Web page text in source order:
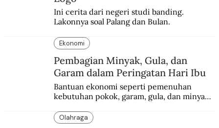
Ini cerita dari negeri studi banding.
Lakonnya soal Palang dan Bulan.
Ekonomi
Pembagian Minyak, Gula, dan
Garam dalam Peringatan Hari Ibu
Bantuan ekonomi seperti pemenuhan
kebutuhan pokok, garam, gula, dan minyak
peringatan Hari Ibu.
Olahraga